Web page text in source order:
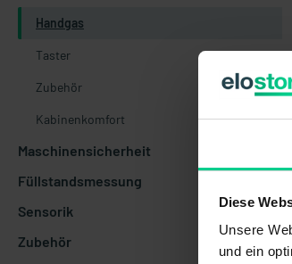
Diese
Unsere
und ein
Handgas
Taster
Zubehör
Kabinenkomfort
Maschinensicherheit
Füllstandsmessung
Sensorik
Zubehör